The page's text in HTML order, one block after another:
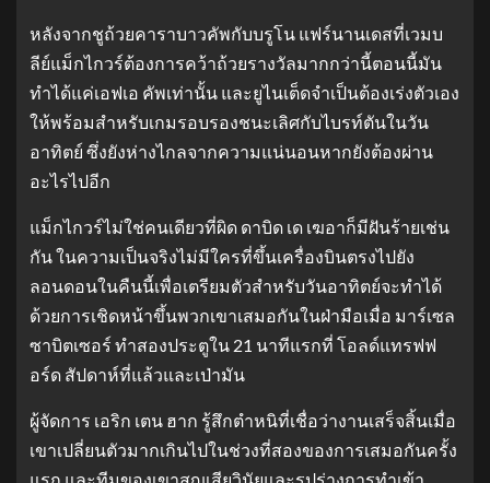
หลังจากชูถ้วยคาราบาวคัพกับบรูโน แฟร์นานเดสที่เวมบ
ลีย์แม็กไกวร์ต้องการคว้าถ้วยรางวัลมากกว่านี้ตอนนี้มัน
ทำได้แค่เอฟเอ คัพเท่านั้น และยูไนเต็ดจำเป็นต้องเร่งตัวเอง
ให้พร้อมสำหรับเกมรอบรองชนะเลิศกับไบรท์ตันในวัน
อาทิตย์ ซึ่งยังห่างไกลจากความแน่นอนหากยังต้องผ่าน
อะไรไปอีก
แม็กไกวร์ไม่ใช่คนเดียวที่ผิด ดาบิด เด เฆอาก็มีฝันร้ายเช่น
กัน ในความเป็นจริงไม่มีใครที่ขึ้นเครื่องบินตรงไปยัง
ลอนดอนในคืนนี้เพื่อเตรียมตัวสำหรับวันอาทิตย์จะทำได้
ด้วยการเชิดหน้าขึ้นพวกเขาเสมอกันในฝ่ามือเมื่อ มาร์เซล
ซาบิตเซอร์ ทำสองประตูใน 21 นาทีแรกที่ โอลด์แทรฟฟ
อร์ด สัปดาห์ที่แล้วและเป่ามัน
ผู้จัดการ เอริก เตน ฮาก รู้สึกตำหนิที่เชื่อว่างานเสร็จสิ้นเมื่อ
เขาเปลี่ยนตัวมากเกินไปในช่วงที่สองของการเสมอกันครั้ง
แรก และทีมของเขาสูญเสียวินัยและรูปร่างการทำเข้า